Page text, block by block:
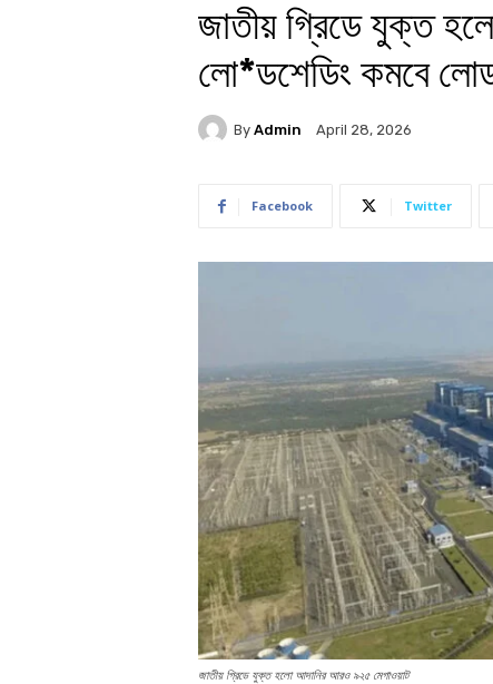
জাতীয় গ্রিডে যুক্ত
লো*ডশেডিং কমবে
By Admin April 28, 2026
Facebook Twitter
জাতীয় গ্রিডে যুক্ত হলো আদানির আরও ৯২৫ মেগাওয়াট